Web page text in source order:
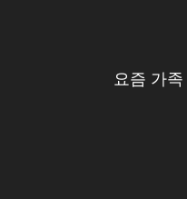
요즘 가